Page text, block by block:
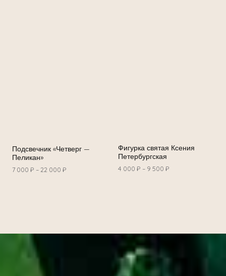
Подсвечник «Четверг —
Пеликан»
7 000 ₽ –22 000 ₽
Фигурка святая Ксения
Петербургская
4 000 ₽ – 9 500 ₽